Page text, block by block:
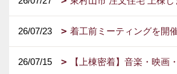
26/07/23 着工前ミーティングを開
26/07/15
【上棟密着】音楽・映画